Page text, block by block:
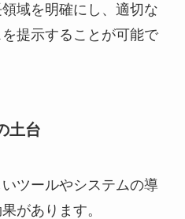
域を明確にし、適切な
提示することが可能で
土台
ツールやシステムの導
があります。